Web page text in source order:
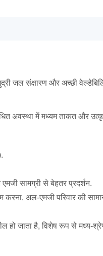
जल संक्षारण और अच्छी
अवस्था में मध्यम ताकत और
सामग्री से बेहतर प्रदर्शन.
अल-एमजी परिवार की
हो जाता है, विशेष रूप से मध्य-